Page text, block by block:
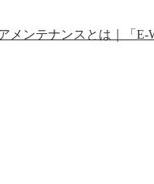
メンテナンスとは｜「